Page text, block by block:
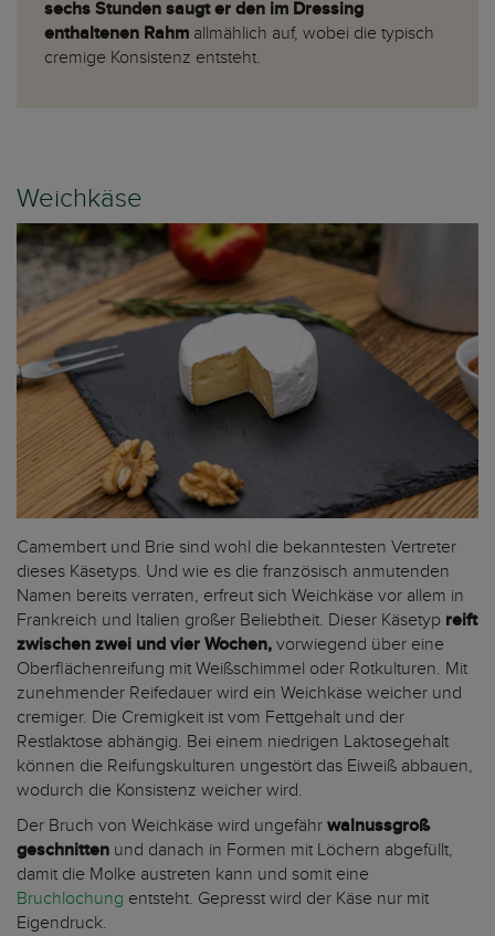
sechs Stunden saugt er den im Dressing
enthaltenen Rahm allmählich auf, wobei die typisch
cremige Konsistenz entsteht.
Weichkäse
Camembert und Brie sind wohl die bekanntesten Vertreter
dieses Käsetyps. Und wie es die französisch anmutenden
Namen bereits verraten, erfreut sich Weichkäse vor allem in
Frankreich und Italien großer Beliebtheit. Dieser Käsetyp reift
zwischen zwei und vier Wochen, vorwiegend über eine
Oberflächenreifung mit Weißschimmel oder Rotkulturen. Mit
zunehmender Reifedauer wird ein Weichkäse weicher und
cremiger. Die Cremigkeit ist vom Fettgehalt und der
Restlaktose abhängig. Bei einem niedrigen Laktosegehalt
können die Reifungskulturen ungestört das Eiweiß abbauen,
wodurch die Konsistenz weicher wird.
Der Bruch von Weichkäse wird ungefähr walnussgroß
geschnitten und danach in Formen mit Löchern abgefüllt,
damit die Molke austreten kann und somit eine
Bruchlochung entsteht. Gepresst wird der Käse nur mit
Eigendruck.